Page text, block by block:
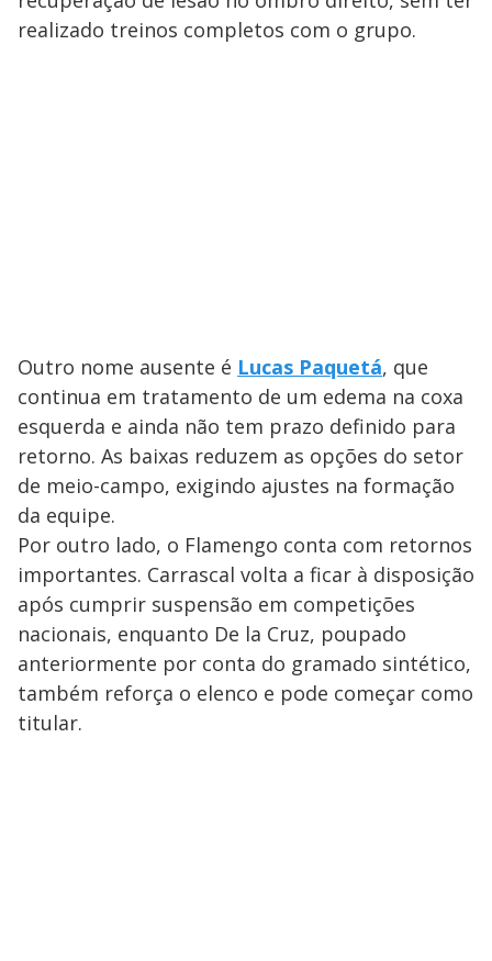
realizado treinos completos com o grupo.
Outro nome ausente é Lucas Paquetá, que
continua em tratamento de um edema na coxa
esquerda e ainda não tem prazo definido para
retorno. As baixas reduzem as opções do setor
de meio-campo, exigindo ajustes na formação
da equipe.
Por outro lado, o Flamengo conta com retornos
importantes. Carrascal volta a ficar à disposição
após cumprir suspensão em competições
nacionais, enquanto De la Cruz, poupado
anteriormente por conta do gramado sintético,
também reforça o elenco e pode começar como
titular.